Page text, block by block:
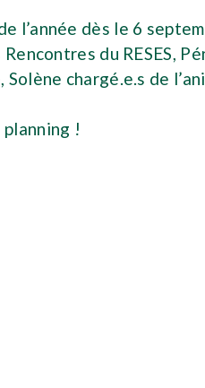
dès le 6
du RESES,
chargé.e.s de
planning !